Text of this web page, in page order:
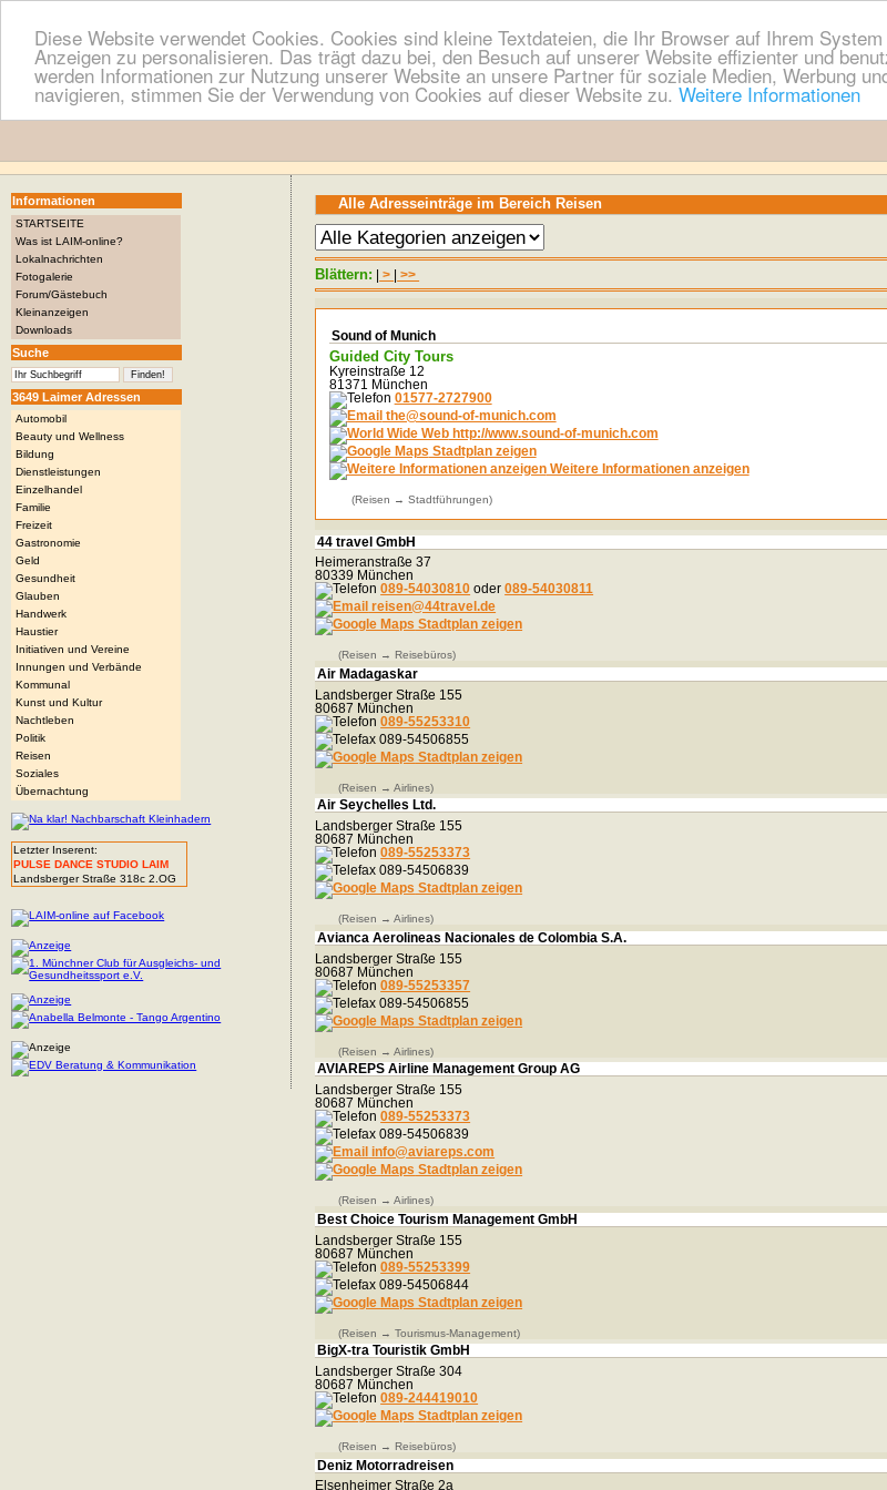
Diese Website verwendet Cookies. Cookies sind kleine Textdateien, die Ihr Browser auf Ihrem
Anzeigen zu personalisieren. Das trägt dazu bei, den Besuch auf unserer Website effizienter und
werden Informationen zur Nutzung unserer Website an unsere Partner für soziale Medien, Werbung
navigieren, stimmen Sie der Verwendung von Cookies auf dieser Website zu. Weitere Informationen
Informationen
STARTSEITE
Was ist LAIM-online?
Lokalnachrichten
Fotogalerie
Forum/Gästebuch
Kleinanzeigen
Downloads
Suche
3649 Laimer Adressen
Automobil
Beauty und Wellness
Bildung
Dienstleistungen
Einzelhandel
Familie
Freizeit
Gastronomie
Geld
Gesundheit
Glauben
Handwerk
Haustier
Initiativen und Vereine
Innungen und Verbände
Kommunal
Kunst und Kultur
Nachtleben
Politik
Reisen
Soziales
Übernachtung
Letzter Inserent:
PULSE DANCE STUDIO LAIM
Landsberger Straße 318c 2.OG
Alle Adresseinträge im Bereich Reisen
Blättern: > >>
Sound of Munich
Guided City Tours
Kyreinstraße 12
81371 München
01577-2727900
the@sound-of-munich.com
http://www.sound-of-munich.com
Stadtplan zeigen
Weitere Informationen anzeigen
(Reisen → Stadtführungen)
44 travel GmbH
Heimeranstraße 37
80339 München
089-54030810 oder089-54030811
reisen@44travel.de
Stadtplan zeigen
(Reisen → Reisebüros)
Air Madagaskar
Landsberger Straße 155
80687 München
089-55253310
089-54506855
Stadtplan zeigen
(Reisen → Airlines)
Air Seychelles Ltd.
Landsberger Straße 155
80687 München
089-55253373
089-54506839
Stadtplan zeigen
(Reisen → Airlines)
Avianca Aerolineas Nacionales de Colombia S.A.
Landsberger Straße 155
80687 München
089-55253357
089-54506855
Stadtplan zeigen
(Reisen → Airlines)
AVIAREPS Airline Management Group AG
Landsberger Straße 155
80687 München
089-55253373
089-54506839
info@aviareps.com
Stadtplan zeigen
(Reisen → Airlines)
Best Choice Tourism Management GmbH
Landsberger Straße 155
80687 München
089-55253399
089-54506844
Stadtplan zeigen
(Reisen → Tourismus-Management)
BigX-tra Touristik GmbH
Landsberger Straße 304
80687 München
089-244419010
Stadtplan zeigen
(Reisen → Reisebüros)
Deniz Motorradreisen
Elsenheimer Straße 2a